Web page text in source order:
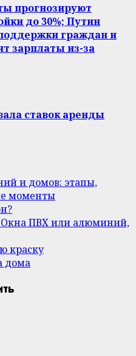
прогнозируют
до 30%; Путин
граждан и
зарплаты из-за
ставок аренды
и домов: этапы,
моменты
Окна ПВХ или алюминий,
краску
дома